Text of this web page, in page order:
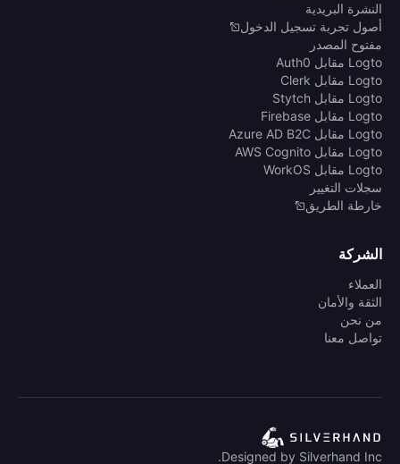
النشرة البريدية
أصول تجربة تسجيل الدخول
مفتوح المصدر
Logto مقابل Auth0
Logto مقابل Clerk
Logto مقابل Stytch
Logto مقابل Firebase
Logto مقابل Azure AD B2C
Logto مقابل AWS Cognito
Logto مقابل WorkOS
سجلات التغيير
خارطة الطريق
الشركة
العملاء
الثقة والأمان
من نحن
تواصل معنا
Designed by Silverhand Inc.